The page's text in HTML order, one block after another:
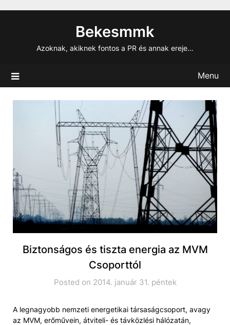
Bekesmmk
Azoknak, akiknek fontos a PR és annak ereje…
Menu
Biztonságos és tiszta energia az MVM
Csoporttól
Posted on 2014. január 31. péntek
A legnagyobb nemzeti energetikai társaságcsoport, avagy
az MVM, erőművein, átviteli- és távközlési hálózatán,